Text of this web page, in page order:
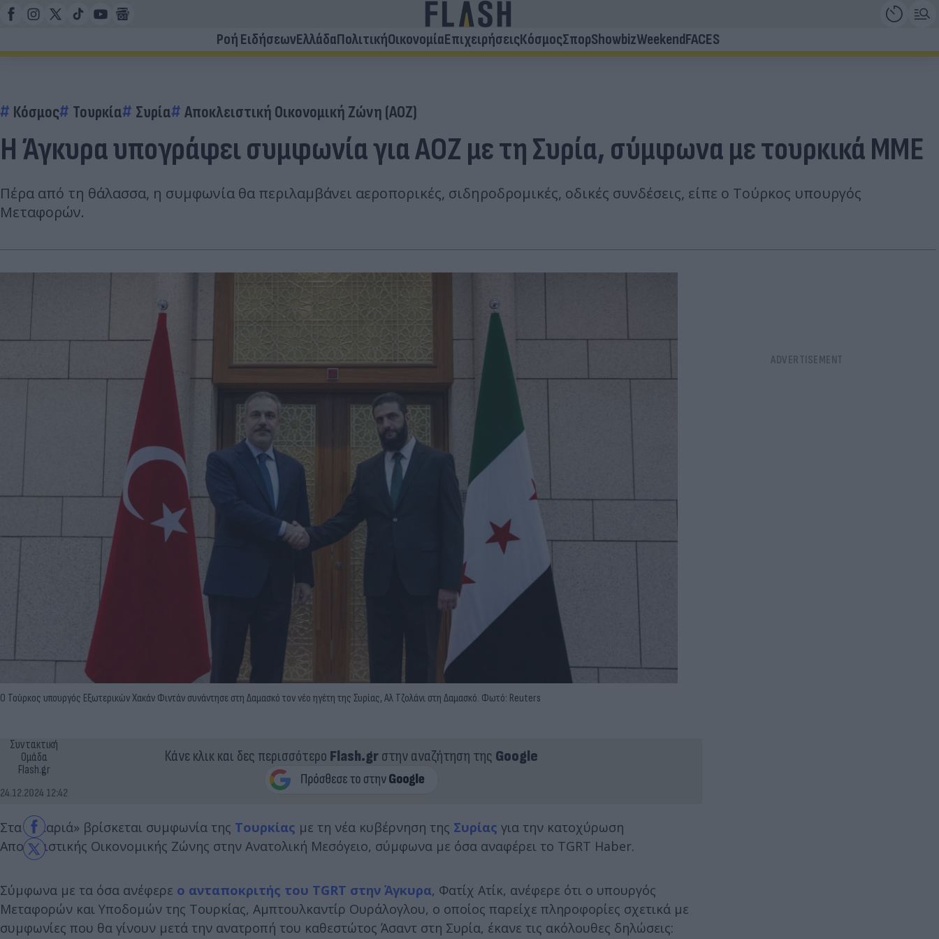
Ροή ΕιδήσεωνΕλλάδαΠολιτικήΟικονομίαΕπιχειρήσειςΚόσμοςΣπορShowbizWeekendFACES
Κόσμος Τουρκία Συρία Αποκλειστική Οικονομική Ζώνη (ΑΟΖ)
Η Άγκυρα υπογράφει συμφωνία για ΑΟΖ με τη Συρία, σύμφωνα με τουρκικά ΜΜΕ
Πέρα από τη θάλασσα, η συμφωνία θα περιλαμβάνει αεροπορικές, σιδηροδρομικές, οδικές συνδέσεις, είπε ο Τούρκος υπουργός
Μεταφορών.
Ο Τούρκος υπουργός Εξωτερικών Χακάν Φιντάν συνάντησε στη Δαμασκό τον νέο ηγέτη της Συρίας, Αλ Τζολάνι στη Δαμασκό. Φωτό: Reuters
Συντακτική
Ομάδα
Flash.gr
24.12.2024 12:42
Κάνε κλικ και δες περισσότερο Flash.grστην αναζήτηση της Google
Στα «σκαριά» βρίσκεται συμφωνία της Τουρκίας με τη νέα κυβέρνηση της Συρίας για την κατοχύρωση
Αποκλειστικής Οικονομικής Ζώνης στην Ανατολική Μεσόγειο, σύμφωνα με όσα αναφέρει το TGRT Haber.
Σύμφωνα με τα όσα ανέφερε ο ανταποκριτής του TGRT στην Άγκυρα, Φατίχ Ατίκ, ανέφερε ότι ο υπουργός
Μεταφορών και Υποδομών της Τουρκίας, Αμπτουλκαντίρ Ουράλογλου, ο οποίος παρείχε πληροφορίες σχετικά με
συμφωνίες που θα γίνουν μετά την ανατροπή του καθεστώτος Άσαντ στη Συρία, έκανε τις ακόλουθες δηλώσεις: